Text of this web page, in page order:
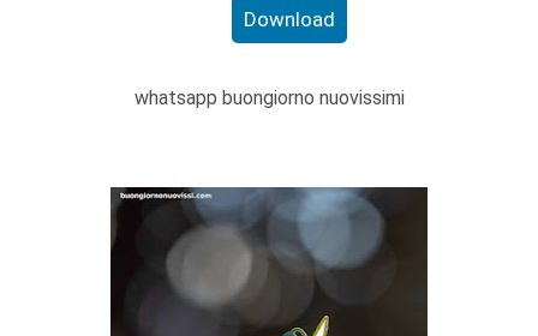
Download
whatsapp buongiorno nuovissimi